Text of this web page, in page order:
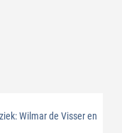
Wilmar de Visser en